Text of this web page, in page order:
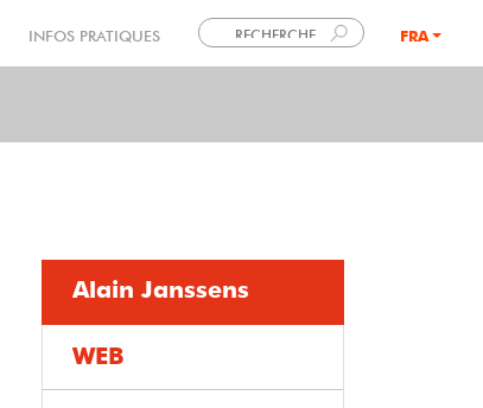
INFOS PRATIQUES FRA
Alain Janssens
WEB